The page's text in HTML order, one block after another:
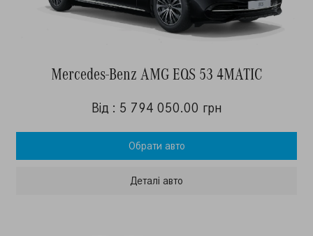
Mercedes-Benz AMG EQS 53 4MATIC
Від : 5 794 050.00 грн
Обрати авто
Деталi авто